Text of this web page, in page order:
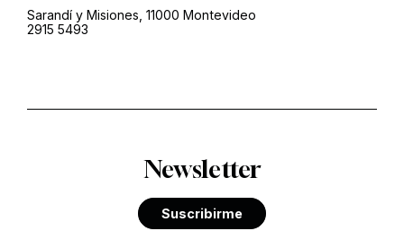
Sarandí y Misiones, 11000 Montevideo
2915 5493
Newsletter
Suscribirme